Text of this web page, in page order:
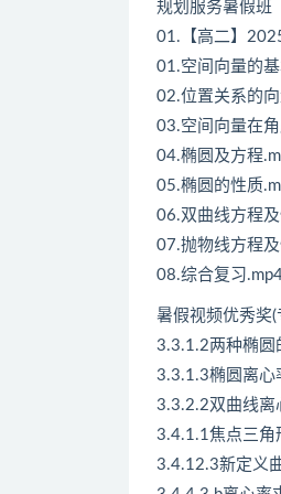
规划服务暑假班
01.【高二】
01.空间向量的
02.位置关系的
03.空间向量在
04.椭圆及方程
05.椭圆的性质
06.双曲线方程
07.抛物线方程
08.综合复习
暑假视频优秀奖(
3.3.1.2两种椭圆
3.3.1.3椭圆离心
3.3.2.2双曲线离
3.4.1.1焦点三角
3.4.12.3新定义